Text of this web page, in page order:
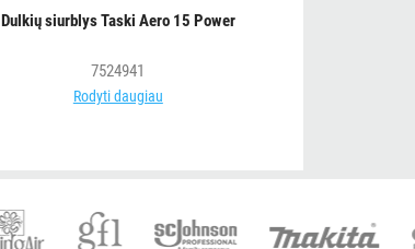
Dulkių siurblys Taski Aero 15 Power
7524941
Rodyti daugiau